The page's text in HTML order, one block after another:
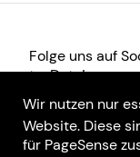
Folge uns auf
to-Date!
Wir nutzen nur
Website. Diese
für PageSense